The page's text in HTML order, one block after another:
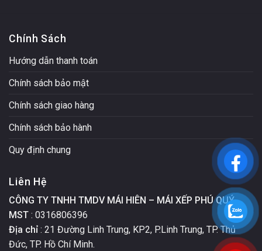
Chính Sách
Hướng dẫn thanh toán
Chính sách bảo mật
Chính sách giao hàng
Chính sách bảo hành
Quy định chung
Liên Hệ
CÔNG TY TNHH TMDV MÁI HIÊN – MÁI XẾP PHÚ QUÝ
MST : 0316806396
Địa chỉ : 21 Đường Linh Trung, KP2, P.Linh Trung, TP. Thủ
Đức, TP. Hồ Chí Minh.